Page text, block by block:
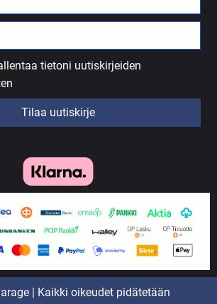
tietoni uutiskirjeiden
Tilaa uutiskirje
| Kaikki oikeudet pidätetään